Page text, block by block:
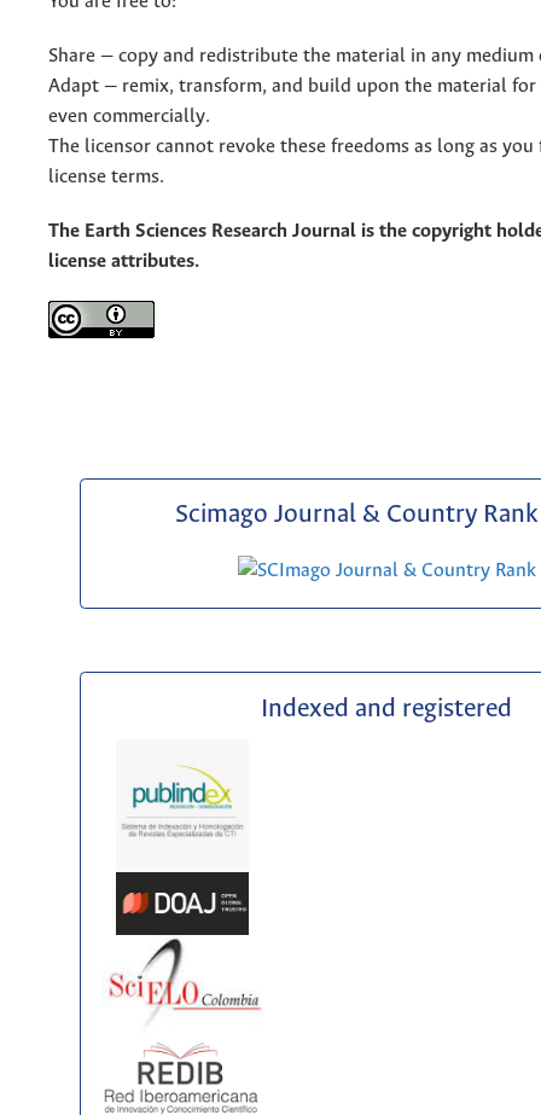
Share — copy and redistribute the material in any
Adapt — remix, transform, and build upon the material for
even commercially.
The licensor cannot revoke these freedoms as long as
license terms.
The Earth Sciences Research Journal is the copyright
license attributes.
Scimago Journal & Country Rank
Indexed and registered